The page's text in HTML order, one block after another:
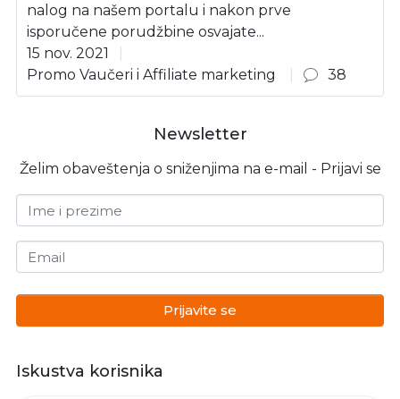
nalog na našem portalu i nakon prve
isporučene porudžbine osvajate...
15 nov. 2021
Promo Vaučeri i Affiliate marketing
38
Newsletter
Želim obaveštenja o sniženjima na e-mail - Prijavi se
Ime i prezime
Email
Prijavite se
Iskustva korisnika